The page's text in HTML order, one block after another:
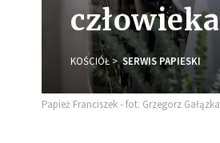
człowieka
KOŚCIÓŁ SERWIS PAPIESKI
Papież Franciszek - fot. Grzegorz Gałązka